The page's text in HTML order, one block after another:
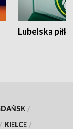
Lubelska piłka
/
/ KIELCE /